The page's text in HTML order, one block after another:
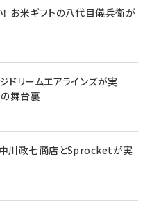
お米ギフトの八代目儀兵衛が
ドリームエアラインズが実
舞台裏
川政七商店とSprocketが実